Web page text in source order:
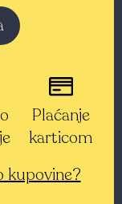
Plaćanje
karticom
kupovine?